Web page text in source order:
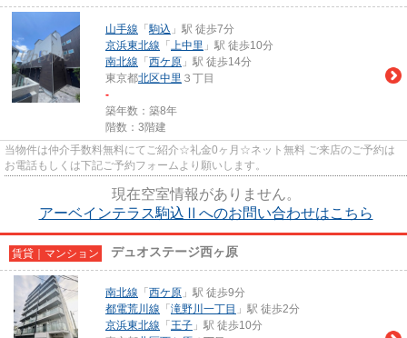
山手線 「駒込 」駅 徒歩7分
京浜東北線 「 上中里 」駅 徒歩10分
南北線 「 西ケ原 」駅 徒歩14分
東京都北区中里 ３丁目
-
築年数：築8年
階数：3階建
当物件は仲介手数料無料にてご紹介☆礼金0ヶ月☆ネット無料 ご来店のご予約は
お電話もしくは下記ご予約フォームより願いします。
現在空室情報がありません。
アーベインテラス駒込Ⅱへのお問い合わせはこちら
賃貸｜マンション デュオステージ西ヶ原
南北線 「 西ケ原 」駅 徒歩9分
都電荒川線 「 滝野川一丁目 」駅 徒歩2分
京浜東北線 「 王子 」駅 徒歩10分